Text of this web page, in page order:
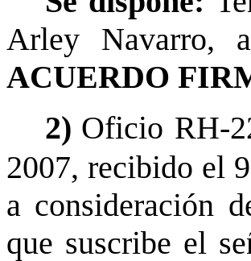
Arley Navarro,
ACUERDO
2) Oficio RH-
2007, recibido el
a consideración
que suscribe el